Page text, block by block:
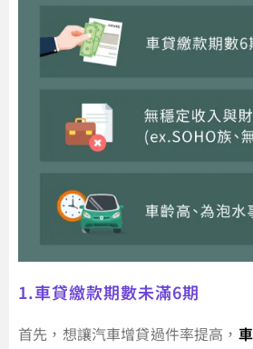
1.車貸繳款期數未滿6期
首先，想讓汽車增貸過件率提高，